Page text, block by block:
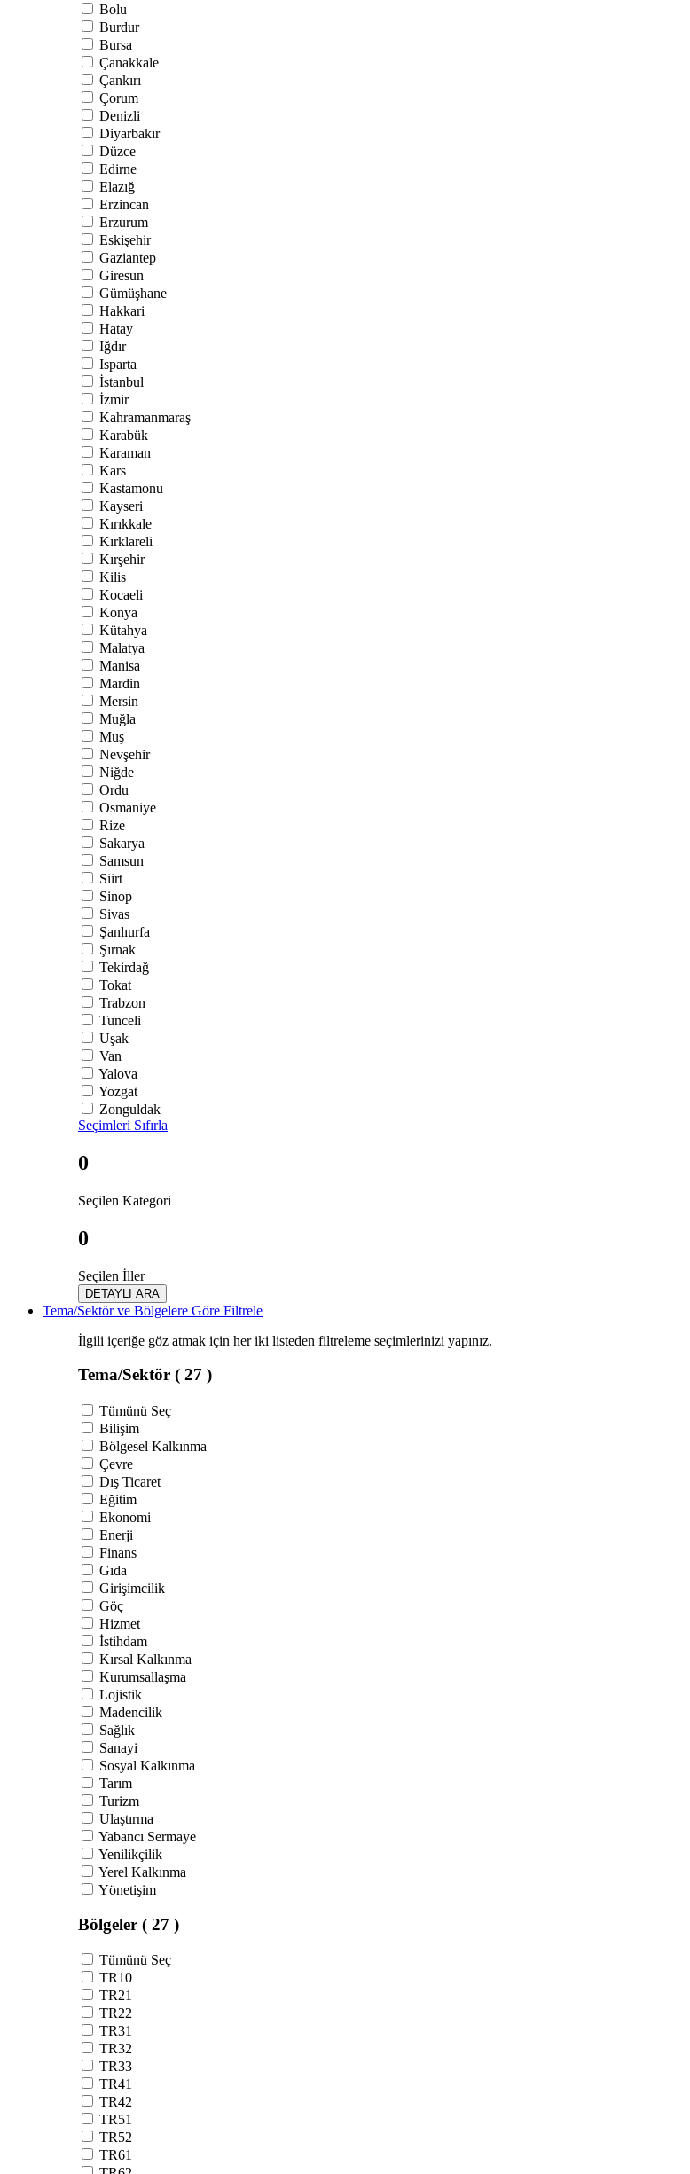
Bolu
Burdur
Bursa
Çanakkale
Çankırı
Çorum
Denizli
Diyarbakır
Düzce
Edirne
Elazığ
Erzincan
Erzurum
Eskişehir
Gaziantep
Giresun
Gümüşhane
Hakkari
Hatay
Iğdır
Isparta
İstanbul
İzmir
Kahramanmaraş
Karabük
Karaman
Kars
Kastamonu
Kayseri
Kırıkkale
Kırklareli
Kırşehir
Kilis
Kocaeli
Konya
Kütahya
Malatya
Manisa
Mardin
Mersin
Muğla
Muş
Nevşehir
Niğde
Ordu
Osmaniye
Rize
Sakarya
Samsun
Siirt
Sinop
Sivas
Şanlıurfa
Şırnak
Tekirdağ
Tokat
Trabzon
Tunceli
Uşak
Van
Yalova
Yozgat
Zonguldak
Seçimleri Sıfırla
0
Seçilen Kategori
0
Seçilen İller
DETAYLI ARA
Tema/Sektör ve Bölgelere Göre Filtrele
İlgili içeriğe göz atmak için her iki listeden filtreleme seçimlerinizi yapınız.
Tema/Sektör ( 27 )
Tümünü Seç
Bilişim
Bölgesel Kalkınma
Çevre
Dış Ticaret
Eğitim
Ekonomi
Enerji
Finans
Gıda
Girişimcilik
Göç
Hizmet
İstihdam
Kırsal Kalkınma
Kurumsallaşma
Lojistik
Madencilik
Sağlık
Sanayi
Sosyal Kalkınma
Tarım
Turizm
Ulaştırma
Yabancı Sermaye
Yenilikçilik
Yerel Kalkınma
Yönetişim
Bölgeler ( 27 )
Tümünü Seç
TR10
TR21
TR22
TR31
TR32
TR33
TR41
TR42
TR51
TR52
TR61